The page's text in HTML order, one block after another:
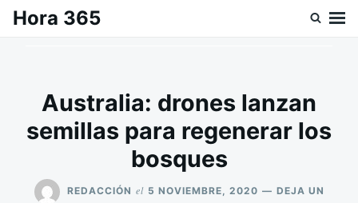
SaltarBuscar:
Hora 365
Australia: drones lanzan
semillas para regenerar los
bosques
REDACCIÓN el 5 NOVIEMBRE, 2020
DEJA UN